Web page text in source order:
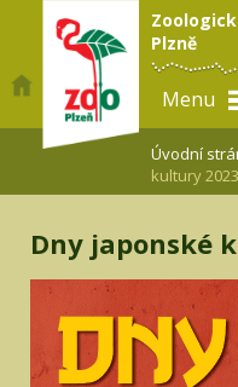
Plzně
Menu
Úvodní
kultury 2023
Dny japonské